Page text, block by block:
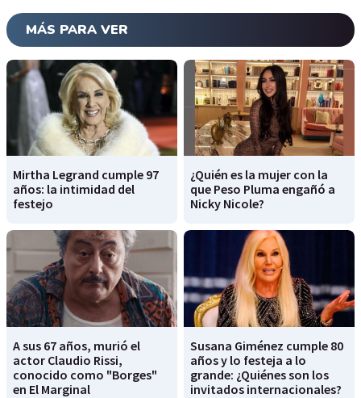
MÁS PARA VER
Mirtha Legrand cumple 97
años: la intimidad del
festejo
¿Quién es la mujer con la
que Peso Pluma engañó a
Nicky Nicole?
A sus 67 años, murió el
actor Claudio Rissi,
conocido como "Borges"
en El Marginal
Susana Giménez cumple 80
años y lo festeja a lo
grande: ¿Quiénes son los
invitados internacionales?